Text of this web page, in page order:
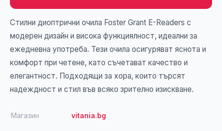
Стилни диоптрични очила Foster Grant E-Readers с
модерен дизайн и висока функциялност, идеални за
ежедневна употреба. Тези очила осигуряват яснота и
комфорт при четене, като съчетават качество и
елегантност. Подходящи за хора, които търсят
надеждност и стил във всяко зрително изискване.
Магазин vitania.bg